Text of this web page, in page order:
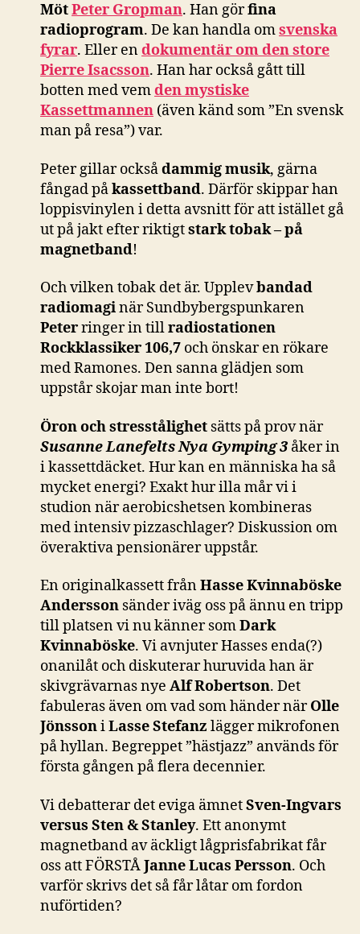
MötPeter Gropman. Han görfina
radioprogram. De kan handla omsvenska
fyrar. Eller endokumentär om den store
Pierre Isacsson. Han har också gått till
botten med vemden mystiske
Kassettmannen (även känd som ”En svensk
man på resa”) var.
Peter gillar ocksådammig musik, gärna
fångad påkassettband. Därför skippar han
loppisvinylen i detta avsnitt för att istället gå
ut på jakt efter riktigtstark tobak – på
magnetband!
Och vilken tobak det är. Upplevbandad
radiomaginär Sundbybergspunkaren
Peterringer in tillradiostationen
Rockklassiker 106,7 och önskar en rökare
med Ramones. Den sanna glädjen som
uppstår skojar man inte bort!
Öron och stresstålighet sätts på prov när
Susanne Lanefelts Nya Gymping 3 åker in
i kassettdäcket. Hur kan en människa ha så
mycket energi? Exakt hur illa mår vi i
studion när aerobicshetsen kombineras
med intensiv pizzaschlager? Diskussion om
överaktiva pensionärer uppstår.
En originalkassett frånHasse Kvinnaböske
Andersson sänder iväg oss på ännu en tripp
till platsen vi nu känner somDark
Kvinnaböske. Vi avnjuter Hasses enda(?)
onanilåt och diskuterar huruvida han är
skivgrävarnas nye Alf Robertson. Det
fabuleras även om vad som händer närOlle
JönssoniLasse Stefanz lägger mikrofonen
på hyllan. Begreppet ”hästjazz” används för
första gången på flera decennier.
Vi debatterar det eviga ämnetSven-Ingvars
versus Sten & Stanley. Ett anonymt
magnetband av äckligt lågprisfabrikat får
oss att FÖRSTÅJanne Lucas Persson. Och
varför skrivs det så får låtar om fordon
nuförtiden?